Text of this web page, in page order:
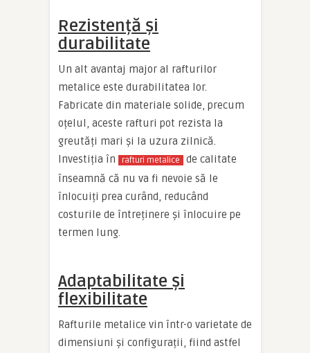
Rezistență și
durabilitate
Un alt avantaj major al rafturilor
metalice este durabilitatea lor.
Fabricate din materiale solide, precum
oțelul, aceste rafturi pot rezista la
greutăți mari și la uzura zilnică.
Investiția în
rafturi metalice
de calitate
înseamnă că nu va fi nevoie să le
înlocuiți prea curând, reducând
costurile de întreținere și înlocuire pe
termen lung.
Adaptabilitate și
flexibilitate
Rafturile metalice vin într-o varietate de
dimensiuni și configurații, fiind astfel